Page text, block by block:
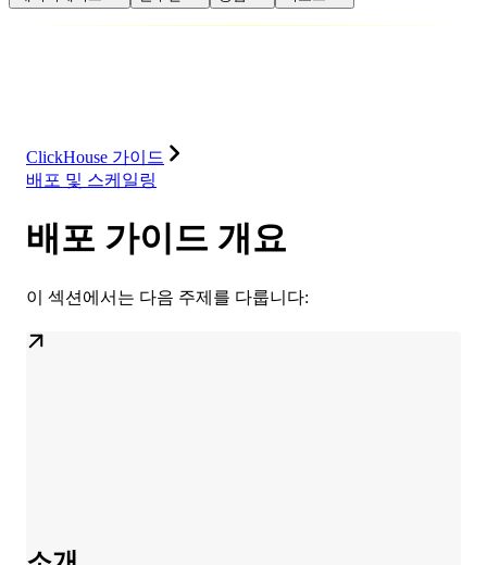
ClickHouse 가이드
배포 및 스케일링
배포 가이드 개요
이 섹션에서는 다음 주제를 다룹니다: